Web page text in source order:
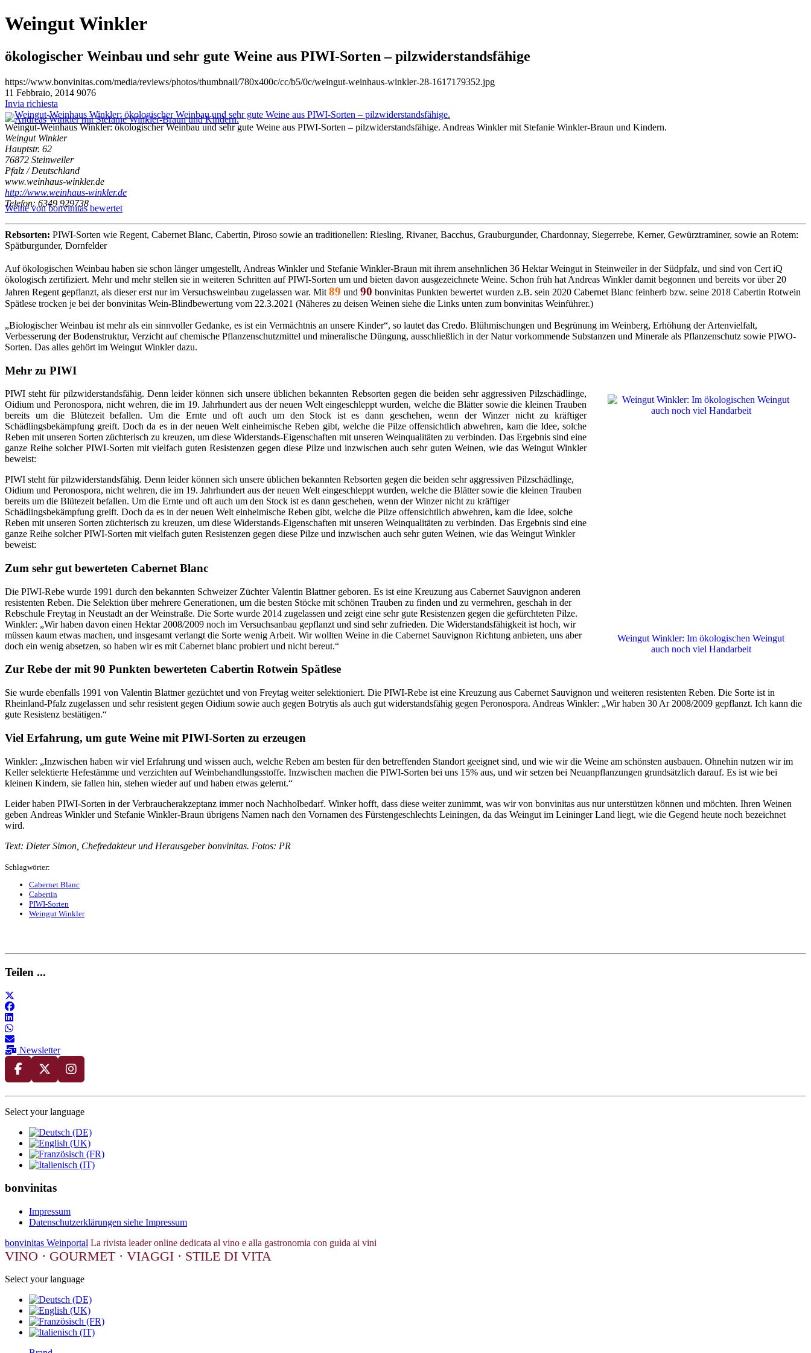
Weingut Winkler
ökologischer Weinbau und sehr gute Weine aus PIWI-Sorten – pilzwiderstandsfähige
https://www.bonvinitas.com/media/reviews/photos/thumbnail/780x400c/cc/b5/0c/weingut-weinhaus-winkler-28-1617179352.jpg
11 Febbraio, 2014 9076
Invia richiesta
Weingut-Weinhaus Winkler: ökologischer Weinbau und sehr gute Weine aus PIWI-Sorten – pilzwiderstandsfähige. Andreas Winkler mit Stefanie Winkler-Braun und Kindern.
Weingut Winkler
Hauptstr. 62
76872 Steinweiler
Pfalz / Deutschland
www.weinhaus-winkler.de
http://www.weinhaus-winkler.de
Telefon: 6349 929738
Weine von bonvinitas bewertet
Rebsorten: PIWI-Sorten wie Regent, Cabernet Blanc, Cabertin, Piroso sowie an traditionellen: Riesling, Rivaner, Bacchus, Grauburgunder, Chardonnay, Siegerrebe, Kerner, Gewürztraminer, sowie an Rotem:
Spätburgunder, Dornfelder
Auf ökologischen Weinbau haben sie schon länger umgestellt, Andreas Winkler und Stefanie Winkler-Braun mit ihrem ansehnlichen 36 Hektar Weingut in Steinweiler in der Südpfalz, und sind von Cert iQ
ökologisch zertifiziert. Mehr und mehr stellen sie in weiteren Schritten auf PIWI-Sorten um und bieten davon ausgezeichnete Weine. Schon früh hat Andreas Winkler damit begonnen und bereits vor über 20
Jahren Regent gepflanzt, als dieser erst nur im Versuchsweinbau zugelassen war. Mit 89 und 90 bonvinitas Punkten bewertet wurden z.B. sein 2020 Cabernet Blanc feinherb bzw. seine 2018 Cabertin Rotwein
Spätlese trocken je bei der bonvinitas Wein-Blindbewertung vom 22.3.2021 (Näheres zu deisen Weinen siehe die Links unten zum bonvinitas Weinführer.)
„Biologischer Weinbau ist mehr als ein sinnvoller Gedanke, es ist ein Vermächtnis an unsere Kinder“, so lautet das Credo. Blühmischungen und Begrünung im Weinberg, Erhöhung der Artenvielfalt,
Verbesserung der Bodenstruktur, Verzicht auf chemische Pflanzenschutzmittel und mineralische Düngung, ausschließlich in der Natur vorkommende Substanzen und Minerale als Pflanzenschutz sowie PIWO-
Sorten. Das alles gehört im Weingut Winkler dazu.
Mehr zu PIWI
Weingut Winkler: Im ökologischen Weingut
auch noch viel Handarbeit
PIWI steht für pilzwiderstandsfähig. Denn leider können sich unsere üblichen bekannten Rebsorten gegen die beiden sehr aggressiven Pilzschädlinge,
Oidium und Peronospora, nicht wehren, die im 19. Jahrhundert aus der neuen Welt eingeschleppt wurden, welche die Blätter sowie die kleinen Trauben
bereits um die Blütezeit befallen. Um die Ernte und oft auch um den Stock ist es dann geschehen, wenn der Winzer nicht zu kräftiger
Schädlingsbekämpfung greift. Doch da es in der neuen Welt einheimische Reben gibt, welche die Pilze offensichtlich abwehren, kam die Idee, solche
Reben mit unseren Sorten züchterisch zu kreuzen, um diese Widerstands-Eigenschaften mit unseren Weinqualitäten zu verbinden. Das Ergebnis sind eine
ganze Reihe solcher PIWI-Sorten mit vielfach guten Resistenzen gegen diese Pilze und inzwischen auch sehr guten Weinen, wie das Weingut Winkler
beweist:
PIWI steht für pilzwiderstandsfähig. Denn leider können sich unsere üblichen bekannten Rebsorten gegen die beiden sehr aggressiven Pilzschädlinge,
Oidium und Peronospora, nicht wehren, die im 19. Jahrhundert aus der neuen Welt eingeschleppt wurden, welche die Blätter sowie die kleinen Trauben
bereits um die Blütezeit befallen. Um die Ernte und oft auch um den Stock ist es dann geschehen, wenn der Winzer nicht zu kräftiger
Schädlingsbekämpfung greift. Doch da es in der neuen Welt einheimische Reben gibt, welche die Pilze offensichtlich abwehren, kam die Idee, solche
Reben mit unseren Sorten züchterisch zu kreuzen, um diese Widerstands-Eigenschaften mit unseren Weinqualitäten zu verbinden. Das Ergebnis sind eine
ganze Reihe solcher PIWI-Sorten mit vielfach guten Resistenzen gegen diese Pilze und inzwischen auch sehr guten Weinen, wie das Weingut Winkler
beweist:
Zum sehr gut bewerteten Cabernet Blanc
Die PIWI-Rebe wurde 1991 durch den bekannten Schweizer Züchter Valentin Blattner geboren. Es ist eine Kreuzung aus Cabernet Sauvignon anderen
resistenten Reben. Die Selektion über mehrere Generationen, um die besten Stöcke mit schönen Trauben zu finden und zu vermehren, geschah in der
Rebschule Freytag in Neustadt an der Weinstraße. Die Sorte wurde 2014 zugelassen und zeigt eine sehr gute Resistenzen gegen die gefürchteten Pilze.
Winkler: „Wir haben davon einen Hektar 2008/2009 noch im Versuchsanbau gepflanzt und sind sehr zufrieden. Die Widerstandsfähigkeit ist hoch, wir
müssen kaum etwas machen, und insgesamt verlangt die Sorte wenig Arbeit. Wir wollten Weine in die Cabernet Sauvignon Richtung anbieten, uns aber
doch ein wenig absetzen, so haben wir es mit Cabernet blanc probiert und nicht bereut.“
Zur Rebe der mit 90 Punkten bewerteten Cabertin Rotwein Spätlese
Sie wurde ebenfalls 1991 von Valentin Blattner gezüchtet und von Freytag weiter selektioniert. Die PIWI-Rebe ist eine Kreuzung aus Cabernet Sauvignon und weiteren resistenten Reben. Die Sorte ist in
Rheinland-Pfalz zugelassen und sehr resistent gegen Oidium sowie auch gegen Botrytis als auch gut widerstandsfähig gegen Peronospora. Andreas Winkler: „Wir haben 30 Ar 2008/2009 gepflanzt. Ich kann die
gute Resistenz bestätigen.“
Viel Erfahrung, um gute Weine mit PIWI-Sorten zu erzeugen
Winkler: „Inzwischen haben wir viel Erfahrung und wissen auch, welche Reben am besten für den betreffenden Standort geeignet sind, und wie wir die Weine am schönsten ausbauen. Ohnehin nutzen wir im
Keller selektierte Hefestämme und verzichten auf Weinbehandlungsstoffe. Inzwischen machen die PIWI-Sorten bei uns 15% aus, und wir setzen bei Neuanpflanzungen grundsätzlich darauf. Es ist wie bei
kleinen Kindern, sie fallen hin, stehen wieder auf und haben etwas gelernt.“
Leider haben PIWI-Sorten in der Verbraucherakzeptanz immer noch Nachholbedarf. Winker hofft, dass diese weiter zunimmt, was wir von bonvinitas aus nur unterstützen können und möchten. Ihren Weinen
geben Andreas Winkler und Stefanie Winkler-Braun übrigens Namen nach den Vornamen des Fürstengeschlechts Leiningen, da das Weingut im Leininger Land liegt, wie die Gegend heute noch bezeichnet
wird.
Text: Dieter Simon, Chefredakteur und Herausgeber bonvinitas. Fotos: PR
Schlagwörter:
Cabernet Blanc
Cabertin
PIWI-Sorten
Weingut Winkler
Teilen ...
Newsletter
Select your language
bonvinitas
Impressum
Datenschutzerklärungen siehe Impressum
bonvinitas Weinportal La rivista leader online dedicata al vino e alla gastronomia con guida ai vini
VINO · GOURMET · VIAGGI · STILE DI VITA
Select your language